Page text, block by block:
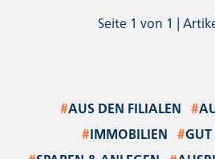
Seite 1 von 1 |
#AUS DEN FILIALEN #
#IMMOBILIEN #GUT